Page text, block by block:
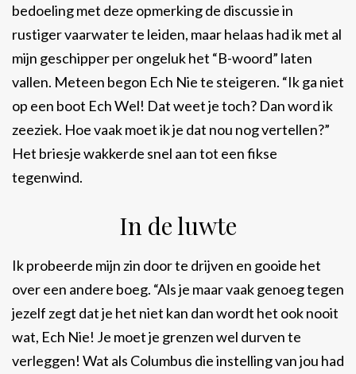
bedoeling met deze opmerking de discussie in
rustiger vaarwater te leiden, maar helaas had ik met al
mijn geschipper per ongeluk het “B-woord” laten
vallen. Meteen begon Ech Nie te steigeren. “Ik ga niet
op een boot Ech Wel! Dat weet je toch? Dan word ik
zeeziek. Hoe vaak moet ik je dat nou nog vertellen?”
Het briesje wakkerde snel aan tot een fikse
tegenwind.
In de luwte
Ik probeerde mijn zin door te drijven en gooide het
over een andere boeg. “Als je maar vaak genoeg tegen
jezelf zegt dat je het niet kan dan wordt het ook nooit
wat, Ech Nie! Je moet je grenzen wel durven te
verleggen! Wat als Columbus die instelling van jou had